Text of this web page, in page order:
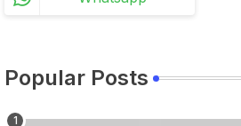
Popular Posts